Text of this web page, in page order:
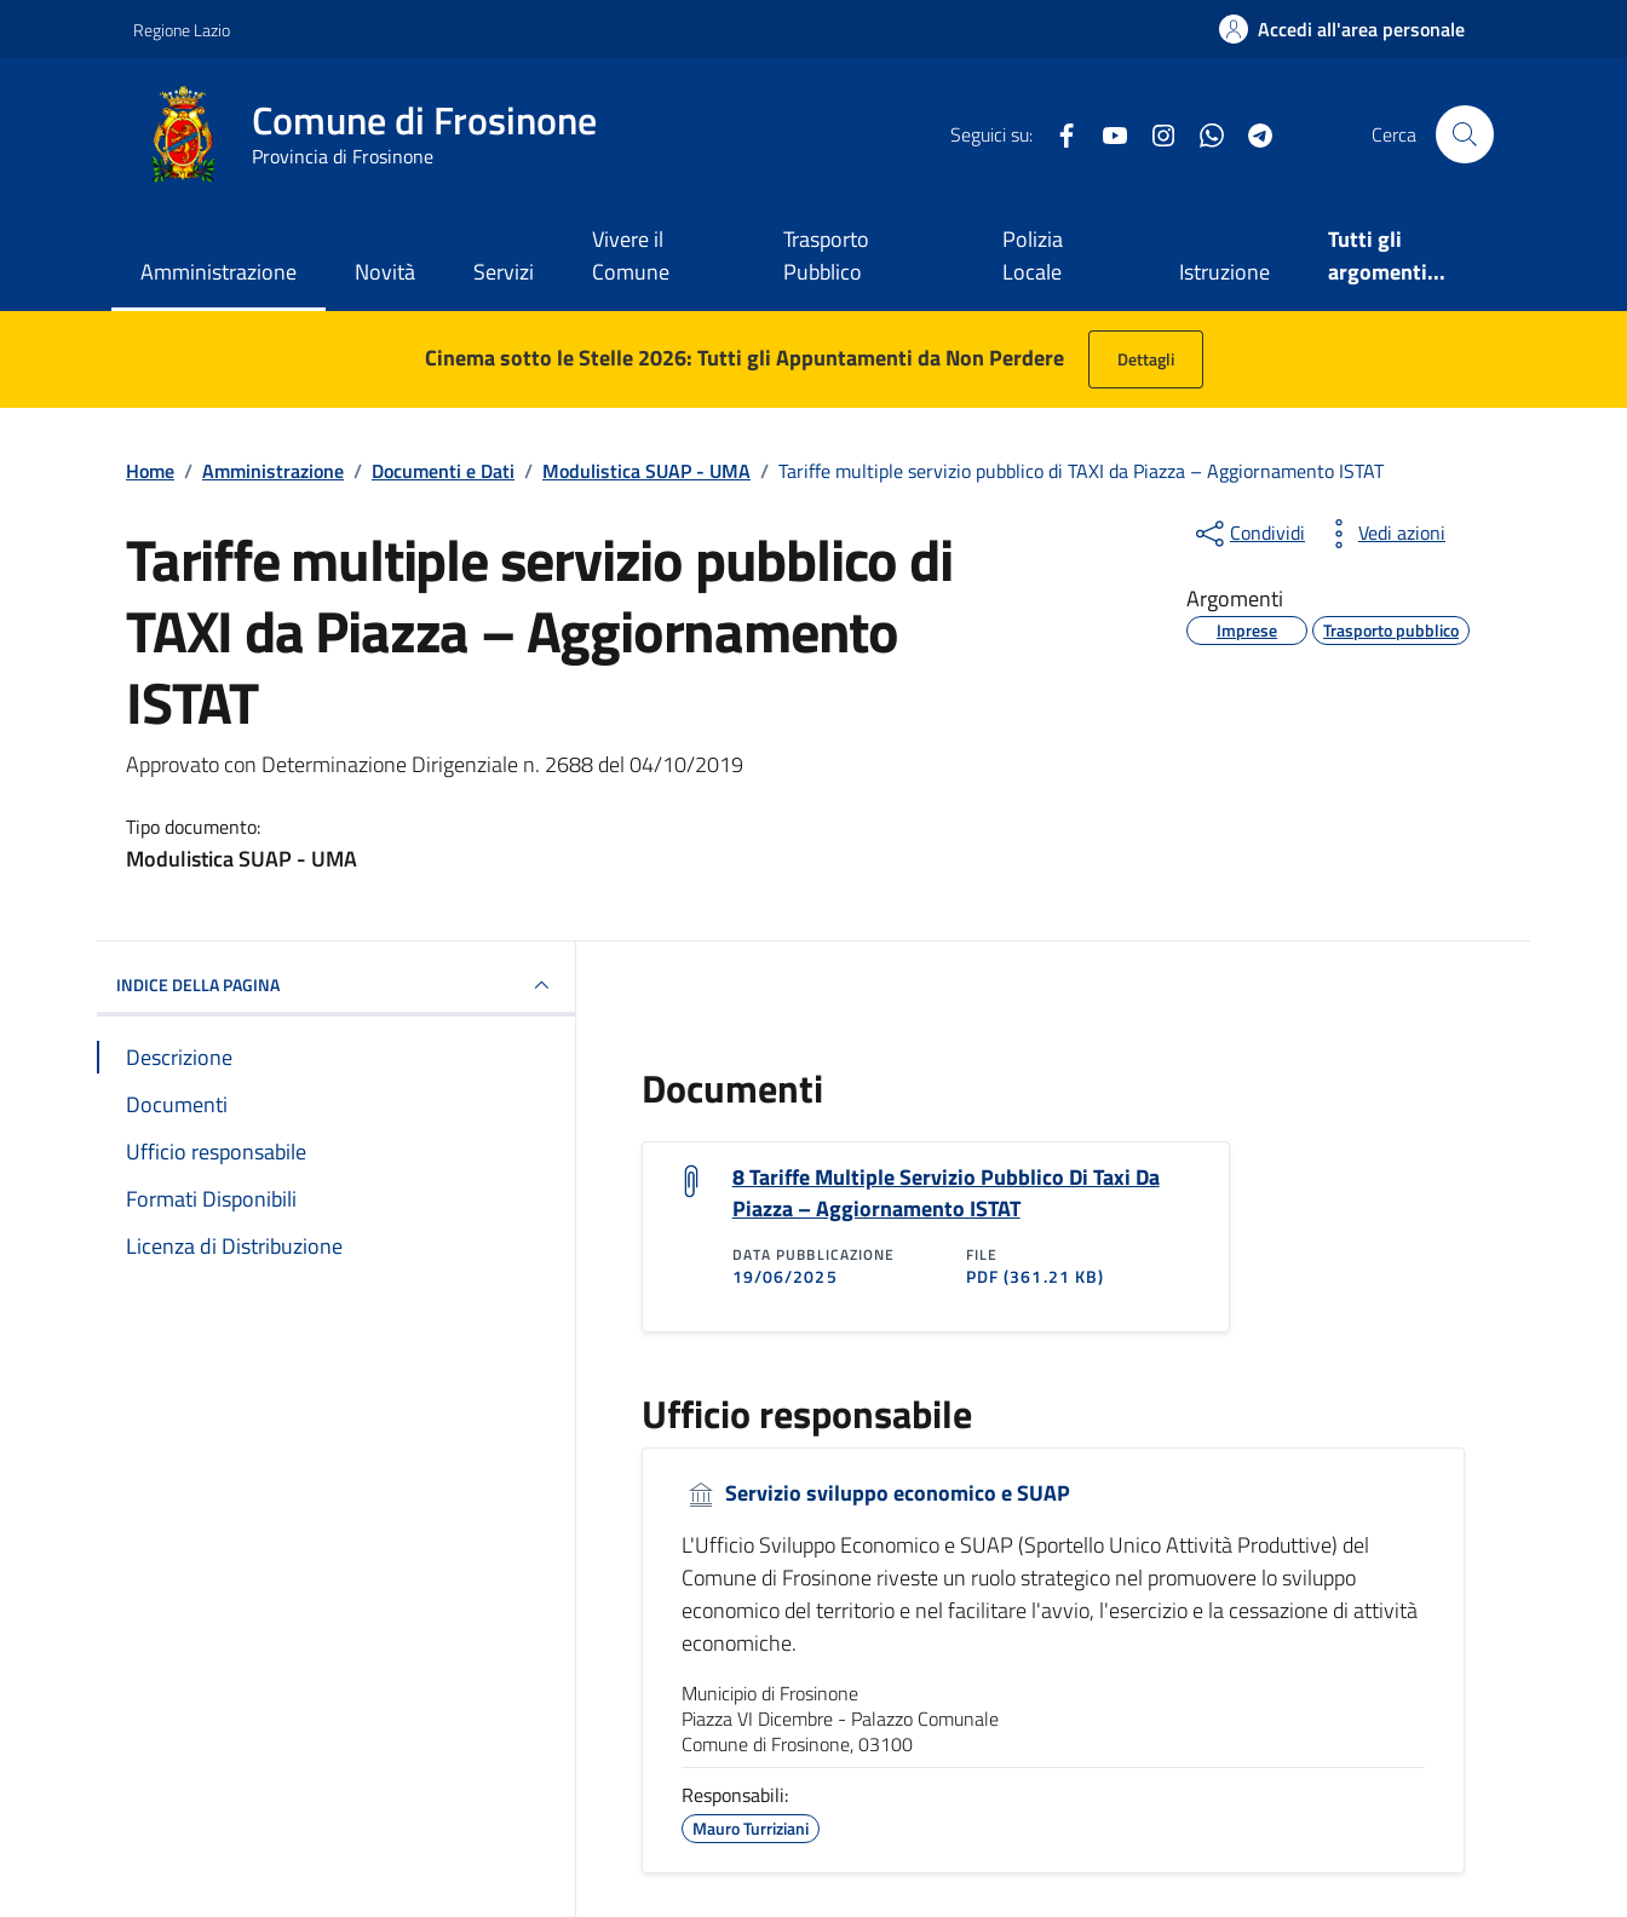
Regione Lazio Accedi all'area personale
Comune di Frosinone
Provincia di Frosinone
Seguici su: FacebookYouTube InstagramWhatsApp Cerca
Amministrazione Novità Servizi
Vivere il
Comune
Trasporto
Pubblico
Polizia
Locale
Istruzione
Tutti gli
argomenti...
Contenuti in evidenzaCinema sotto le Stelle 2026: Tutti gli Appuntamenti da Non Perdere Dettagli
Home / Amministrazione / Documenti e Dati / Modulistica SUAP - UMA / Tariffe multiple servizio pubblico di TAXI da Piazza – Aggiornamento ISTAT
Tariffe multiple servizio pubblico di
TAXI da Piazza – Aggiornamento
ISTAT
Dettagli del documento
Approvato con Determinazione Dirigenziale n. 2688 del 04/10/2019
Tipo documento:
Modulistica SUAP - UMA
Condividi Vedi azioni
Argomenti
Imprese Trasporto pubblico
INDICE DELLA PAGINA
Descrizione
Documenti
Ufficio responsabile
Formati Disponibili
Licenza di Distribuzione
Documenti
8 Tariffe Multiple Servizio Pubblico Di Taxi Da
Piazza – Aggiornamento ISTAT
DATA PUBBLICAZIONE
19/06/2025
FILE
PDF(361.21 KB)
Ufficio responsabile
Servizio sviluppo economico e SUAP
L'Ufficio Sviluppo Economico e SUAP (Sportello Unico Attività Produttive) del
Comune di Frosinone riveste un ruolo strategico nel promuovere lo sviluppo
economico del territorio e nel facilitare l'avvio, l'esercizio e la cessazione di attività
economiche.
Municipio di Frosinone
Piazza VI Dicembre - Palazzo Comunale
Comune di Frosinone, 03100
Responsabili:
Mauro Turriziani